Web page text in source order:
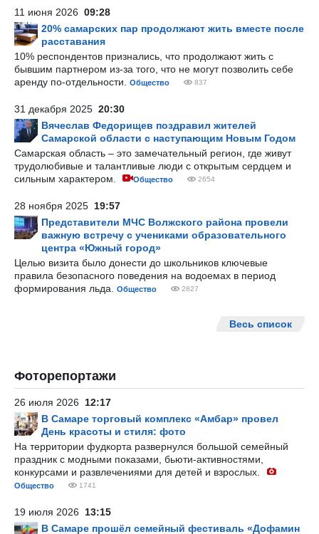
11 июня 2026 09:28
20% самарских пар продолжают жить вместе после
расставания
10% респондентов признались, что продолжают жить с
бывшим партнером из-за того, что не могут позволить себе
аренду по-отдельности.
Общество 837
31 декабря 2025 20:30
Вячеслав Федорищев поздравил жителей
Самарской области с наступающим Новым Годом
Самарская область – это замечательный регион, где живут
трудолюбивые и талантливые люди с открытым сердцем и
сильным характером.
Общество 2654
28 ноября 2025 19:57
Представители МЧС Волжского района провели
важную встречу с учениками образовательного
центра «Южный город»
Целью визита было донести до школьников ключевые
правила безопасного поведения на водоемах в период
формирования льда.
Общество 2827
Весь список
Фоторепортажи
26 июля 2026 12:17
В Самаре торговый комплекс «Амбар» провел
День красоты и стиля: фото
На территории фудкорта развернулся большой семейный
праздник с модными показами, бьюти-активностями,
конкурсами и развлечениями для детей и взрослых.
Общество 1741
19 июля 2026 13:15
В Самаре прошёл семейный фестиваль «Дофамин